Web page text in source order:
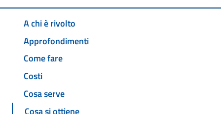
A chi è rivolto
Approfondimenti
Come fare
Costi
Cosa serve
Cosa si ottiene